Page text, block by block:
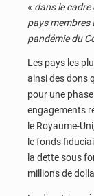
« dans le cadre
pays membres
pandémie du
Les pays les
ainsi des dons
pour une
engagements
le Royaume-
le fonds
la dette sous
millions de